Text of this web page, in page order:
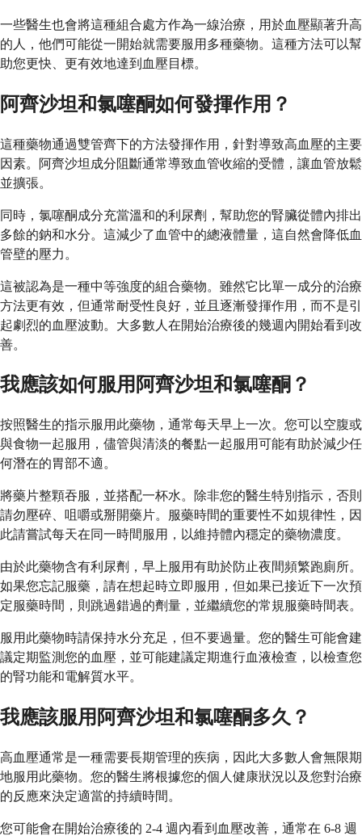
一些醫生也會將這種組合處方作為一線治療，用於血壓顯著升高
的人，他們可能從一開始就需要服用多種藥物。這種方法可以幫
助您更快、更有效地達到血壓目標。
阿齊沙坦和氯噻酮如何發揮作用？
這種藥物通過雙管齊下的方法發揮作用，針對導致高血壓的主要
因素。阿齊沙坦成分阻斷通常導致血管收縮的受體，讓血管放鬆
並擴張。
同時，氯噻酮成分充當溫和的利尿劑，幫助您的腎臟從體內排出
多餘的鈉和水分。這減少了血管中的總液體量，這自然會降低血
管壁的壓力。
這被認為是一種中等強度的組合藥物。雖然它比單一成分的治療
方法更有效，但通常耐受性良好，並且逐漸發揮作用，而不是引
起劇烈的血壓波動。大多數人在開始治療後的幾週內開始看到改
善。
我應該如何服用阿齊沙坦和氯噻酮？
按照醫生的指示服用此藥物，通常每天早上一次。您可以空腹或
與食物一起服用，儘管與清淡的餐點一起服用可能有助於減少任
何潛在的胃部不適。
將藥片整顆吞服，並搭配一杯水。除非您的醫生特別指示，否則
請勿壓碎、咀嚼或掰開藥片。服藥時間的重要性不如規律性，因
此請嘗試每天在同一時間服用，以維持體內穩定的藥物濃度。
由於此藥物含有利尿劑，早上服用有助於防止夜間頻繁跑廁所。
如果您忘記服藥，請在想起時立即服用，但如果已接近下一次預
定服藥時間，則跳過錯過的劑量，並繼續您的常規服藥時間表。
服用此藥物時請保持水分充足，但不要過量。您的醫生可能會建
議定期監測您的血壓，並可能建議定期進行血液檢查，以檢查您
的腎功能和電解質水平。
我應該服用阿齊沙坦和氯噻酮多久？
高血壓通常是一種需要長期管理的疾病，因此大多數人會無限期
地服用此藥物。您的醫生將根據您的個人健康狀況以及您對治療
的反應來決定適當的持續時間。
您可能會在開始治療後的 2-4 週內看到血壓改善，通常在 6-8 週